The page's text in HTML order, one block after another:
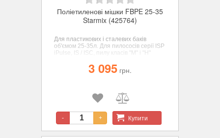
Поліетиленові мішки FBPE 25-35
Starmix (425764)
Для пластикових і сталевих баків
об'ємом 25-35л. Для пилососів серії ISP
iPulse, IS / ISC, пилу класів "M" і "H"
3 095 грн.
- + Купити